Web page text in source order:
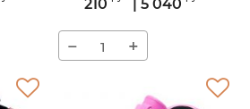
210 | 5 040
− +